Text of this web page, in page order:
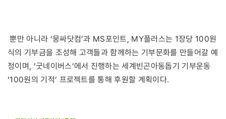
뿐만 아니라 ‘뭉싸닷컴’과 MS포인트, MY플러스는 1장당 100원
식의 기부금을 조성해 고객들과 함께하는 기부문화를 만들어갈 예
정이며, ‘굿네이버스’에서 진행하는 세계빈곤아동돕기 기부운동
‘100원의 기적’ 프로젝트를 통해 후원할 계획이다.